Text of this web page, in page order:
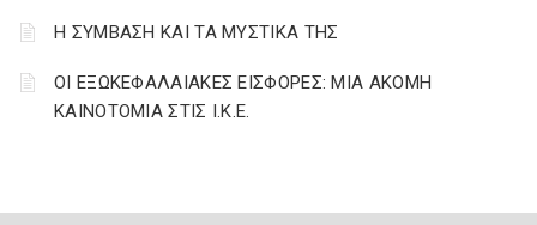
Η ΣΥΜΒΑΣΗ ΚΑΙ ΤΑ ΜΥΣΤΙΚΑ ΤΗΣ
ΟΙ ΕΞΩΚΕΦΑΛΑΙΑΚΕΣ ΕΙΣΦΟΡΕΣ: ΜΙΑ ΑΚΟΜΗ
ΚΑΙΝΟΤΟΜΙΑ ΣΤΙΣ Ι.Κ.Ε.